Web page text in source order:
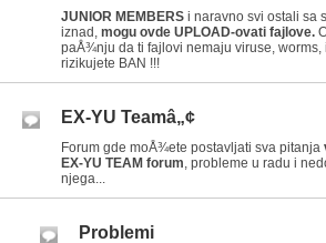
JUNIOR MEMBERS i naravno svi ostali sa
iznad, mogu ovde UPLOAD-ovati fajlove.
paÅ¾nju da ti fajlovi nemaju viruse, worms,
rizikujete BAN !!!
EX-YU Teamâ„¢
Forum gde moÅ¾ete postavljati sva pitanja
EX-YU TEAM forum , probleme u radu i
njega...
Problemi